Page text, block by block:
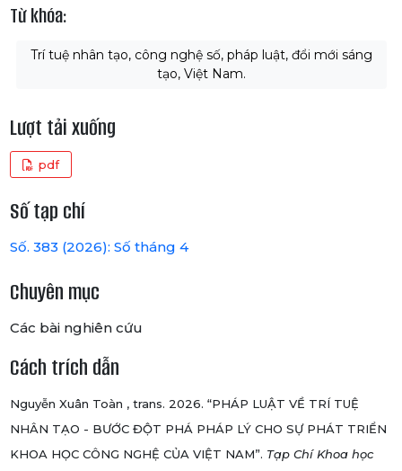
Từ khóa:
Trí tuệ nhân tạo, công nghệ số, pháp luật, đổi mới sáng
tạo, Việt Nam.
Lượt tải xuống
pdf
Số tạp chí
Số. 383 (2026): Số tháng 4
Chuyên mục
Các bài nghiên cứu
Cách trích dẫn
Nguyễn Xuân Toàn , trans. 2026. “PHÁP LUẬT VỀ TRÍ TUỆ
NHÂN TẠO - BƯỚC ĐỘT PHÁ PHÁP LÝ CHO SỰ PHÁT TRIỂN
KHOA HỌC CÔNG NGHỆ CỦA VIỆT NAM”. Tạp Chí Khoa học